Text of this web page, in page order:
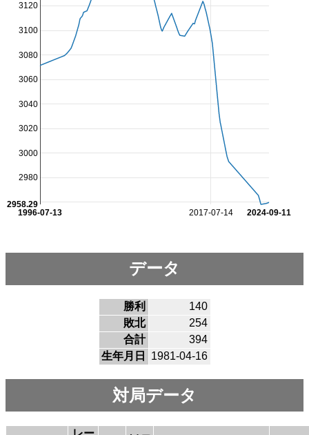
2017-07-14
1996-07-13 2024-09-11
2980
3000
3020
3040
3060
3080
3100
3120
2958.29
データ
勝利
140
敗北
254
合計
394
生年月日
1981-04-16
対局データ